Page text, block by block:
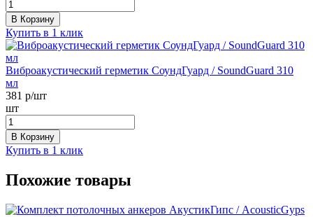
В Корзину
Купить в 1 клик
Виброакустический герметик СоундГуард / SoundGuard 310
мл
381 р/шт
шт
В Корзину
Купить в 1 клик
Похожие товары